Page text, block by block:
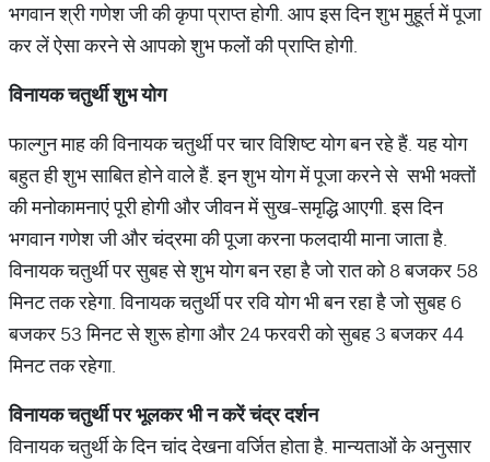
भगवान श्री गणेश जी की कृपा प्राप्त होगी. आप इस दिन शुभ मुहूर्त में पूजा
कर लें ऐसा करने से आपको शुभ फलों की प्राप्ति होगी.
विनायकचतुर्थीशुभयोग
फाल्गुन माह की विनायक चतुर्थी पर चार विशिष्ट योग बन रहे हैं. यह योग
बहुत ही शुभ साबित होने वाले हैं. इन शुभ योग में पूजा करने से सभी भक्तों
की मनोकामनाएं पूरी होगी और जीवन में सुख-समृद्धि आएगी. इस दिन
भगवान गणेश जी और चंद्रमा की पूजा करना फलदायी माना जाता है.
विनायक चतुर्थी पर सुबह से शुभ योग बन रहा है जो रात को 8 बजकर 58
मिनट तक रहेगा. विनायक चतुर्थी पर रवि योग भी बन रहा है जो सुबह 6
बजकर 53 मिनट से शुरू होगा और 24 फरवरी को सुबह 3 बजकर 44
मिनट तक रहेगा.
विनायकचतुर्थीपरभूलकरभीनकरेंचंद्रदर्शन
विनायक चतुर्थी के दिन चांद देखना वर्जित होता है. मान्यताओं के अनुसार